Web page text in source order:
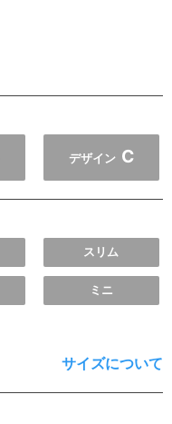
デザイン C
スリム
ミニ
サイズについて